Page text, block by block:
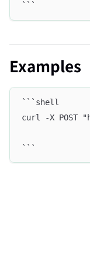
```
Examples
```shell
curl -X POST
```